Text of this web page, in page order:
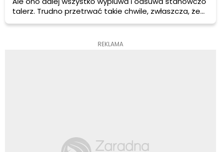
talerz. Trudno przetrwać takie chwile, zwłaszcza, że
przecież chcemy dla swojego dziecka jak najlepiej, ale
dziecko, które chętnie spróbuje dosłownie
REKLAMA